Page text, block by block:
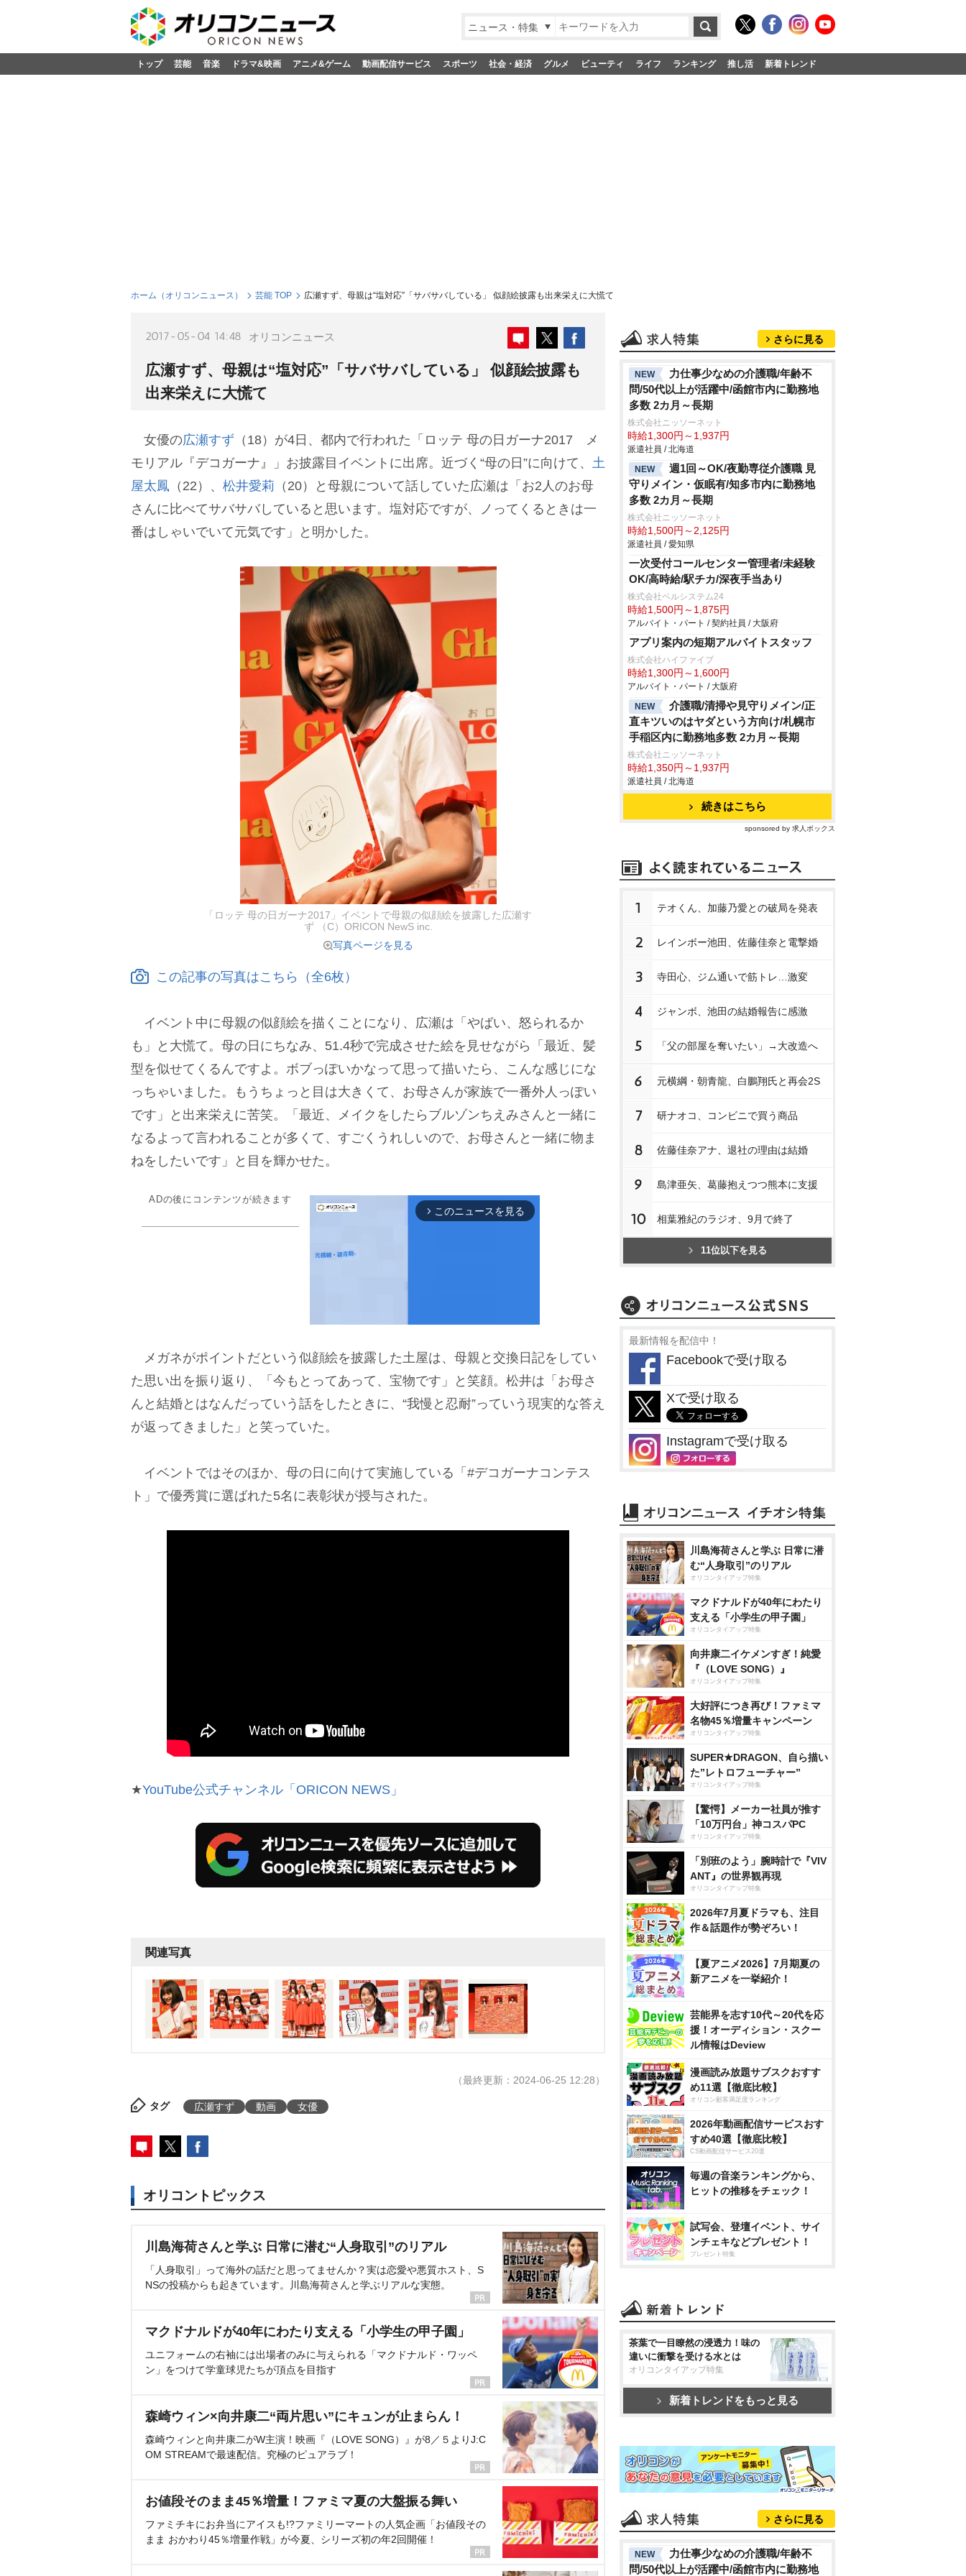
ニュース・特集
トップ 芸能 音楽 ドラマ&映画 アニメ&ゲーム 動画配信サービス スポーツ 社会・経済 グルメ ビューティ ライフ ランキング 推し活 新着トレンド
ホーム（オリコンニュース） 芸能 TOP 広瀬すず、母親は“塩対応”「サバサバしている」 似顔絵披露も出来栄えに大慌て
2017-05-04 14:48 オリコンニュース
広瀬すず、母親は“塩対応”「サバサバしている」 似顔絵披露も
出来栄えに大慌て
女優の広瀬すず （18）が4日、都内で行われた「ロッテ 母の日ガーナ2017 メ
モリアル『デコガーナ』」お披露目イベントに出席。近づく“母の日”に向けて、 土
屋太鳳 （22）、 松井愛莉 （20）と母親について話していた広瀬は「お2人のお母
さんに比べてサバサバしていると思います。塩対応ですが、ノってくるときは一
番はしゃいでいて元気です」と明かした。
「ロッテ 母の日ガーナ2017」イベントで母親の似顔絵を披露した広瀬す
ず （C）ORICON NewS inc.
写真ページを見る
この記事の写真はこちら（全6枚）
イベント中に母親の似顔絵を描くことになり、広瀬は「やばい、怒られるか
も」と大慌て。母の日にちなみ、51.4秒で完成させた絵を見せながら「最近、髪
型を似せてくるんですよ。ボブっぽいかなって思って描いたら、こんな感じにな
っちゃいました。もうちょっと目は大きくて、お母さんが家族で一番外人っぽい
です」と出来栄えに苦笑。「最近、メイクをしたらブルゾンちえみさんと一緒に
なるよって言われることが多くて、すごくうれしいので、お母さんと一緒に物ま
ねをしたいです」と目を輝かせた。
ADの後にコンテンツが続きます
arrow_forward_ios このニュースを見る
M
u
メガネがポイントだという似顔絵を披露した土屋は、母親と交換日記をしてい
た思い出を振り返り、「今もとってあって、宝物です」と笑顔。松井は「お母さ
んと結婚とはなんだっていう話をしたときに、“我慢と忍耐”っていう現実的な答え
が返ってきました」と笑っていた。
イベントではそのほか、母の日に向けて実施している「#デコガーナコンテス
ト」で優秀賞に選ばれた5名に表彰状が授与された。
★YouTube公式チャンネル「ORICON NEWS」
関連写真
（最終更新：2024-06-25 12:28）
タグ 広瀬すず 動画 女優
オリコントピックス
川島海荷さんと学ぶ 日常に潜む“人身取引”のリアル
「人身取引」って海外の話だと思ってませんか？実は恋愛や悪質ホスト、S
NSの投稿からも起きています。川島海荷さんと学ぶリアルな実態。
マクドナルドが40年にわたり支える「小学生の甲子園」
ユニフォームの右袖には出場者のみに与えられる「マクドナルド・ワッペ
ン」をつけて学童球児たちが頂点を目指す
森崎ウィン×向井康二“両片思い”にキュンが止まらん！
森崎ウィンと向井康二がW主演！映画『（LOVE SONG）』が8／５よりJ:C
OM STREAMで最速配信。究極のピュアラブ！
お値段そのまま45％増量！ファミマ夏の大盤振る舞い
ファミチキにお弁当にアイスも!?ファミリーマートの人気企画「お値段その
まま おかわり45％増量作戦」が今夏、シリーズ初の年2回開催！
さらに見る
NEW
力仕事少なめの介護職/年齢不
問/50代以上が活躍中/函館市内に勤務地
多数 2カ月～長期
株式会社ニッソーネット
時給1,300円～1,937円
派遣社員 / 北海道
NEW
週1回～OK/夜勤専従介護職 見
守りメイン・仮眠有/知多市内に勤務地
多数 2カ月～長期
株式会社ニッソーネット
時給1,500円～2,125円
派遣社員 / 愛知県
一次受付コールセンター管理者/未経験
OK/高時給/駅チカ/深夜手当あり
株式会社ベルシステム24
時給1,500円～1,875円
アルバイト・パート / 契約社員 / 大阪府
アプリ案内の短期アルバイトスタッフ
株式会社ハイファイブ
時給1,300円～1,600円
アルバイト・パート / 大阪府
NEW
介護職/清掃や見守りメイン/正
直キツいのはヤダという方向け/札幌市
手稲区内に勤務地多数 2カ月～長期
株式会社ニッソーネット
時給1,350円～1,937円
派遣社員 / 北海道
続きはこちら
sponsored by 求人ボックス
1 テオくん、加藤乃愛との破局を発表
2 レインボー池田、佐藤佳奈と電撃婚
3 寺田心、ジム通いで筋トレ…激変
4 ジャンボ、池田の結婚報告に感激
5 「父の部屋を奪いたい」→大改造へ
6 元横綱・朝青龍、白鵬翔氏と再会2S
7 研ナオコ、コンビニで買う商品
8 佐藤佳奈アナ、退社の理由は結婚
9 島津亜矢、葛藤抱えつつ熊本に支援
10 相葉雅紀のラジオ、9月で終了
11位以下を見る
最新情報を配信中！
Facebookで受け取る
Xで受け取る
Instagramで受け取る
川島海荷さんと学ぶ 日常に潜
む“人身取引”のリアル
オリコンタイアップ特集
マクドナルドが40年にわたり
支える「小学生の甲子園」
オリコンタイアップ特集
向井康二イケメンすぎ！純愛
『（LOVE SONG）』
オリコンタイアップ特集
大好評につき再び！ファミマ
名物45％増量キャンペーン
オリコンタイアップ特集
SUPER★DRAGON、自ら描い
た”レトロフューチャー”
オリコンタイアップ特集
【驚愕】メーカー社員が推す
「10万円台」神コスパPC
オリコンタイアップ特集
「別班のよう」腕時計で『VIV
ANT』の世界観再現
オリコンタイアップ特集
2026年7月夏ドラマも、注目
作＆話題作が勢ぞろい！
【夏アニメ2026】7月期夏の
新アニメを一挙紹介！
芸能界を志す10代～20代を応
援！オーディション・スクー
ル情報はDeview
漫画読み放題サブスクおすす
め11選【徹底比較】
オリコン顧客満足度ランキング
2026年動画配信サービスおす
すめ40選【徹底比較】
CS動画配信サービス20選
毎週の音楽ランキングから、
ヒットの推移をチェック！
試写会、登壇イベント、サイ
ンチェキなどプレゼント！
プレゼント特集
茶葉で一目瞭然の浸透力！味の
違いに衝撃を受ける水とは
オリコンタイアップ特集
新着トレンドをもっと見る
さらに見る
NEW
力仕事少なめの介護職/年齢不
問/50代以上が活躍中/函館市内に勤務地